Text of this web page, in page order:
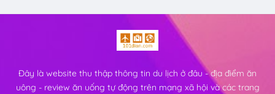
Đây là website thu thập thông tin du lịch ở đâu - địa điểm ăn
uông - review ăn uống tự động trên mạng xã hội và các trang